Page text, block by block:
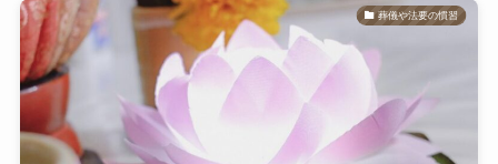
葬儀や法要の慣習